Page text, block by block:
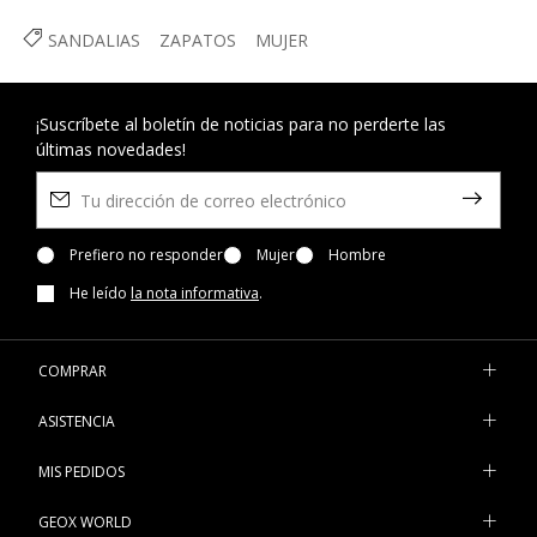
SANDALIAS ZAPATOS MUJER
¡Suscríbete al boletín de noticias para no perderte las
últimas novedades!
Prefiero no responder Mujer
Hombre
He leído la nota informativa.
COMPRAR
ASISTENCIA
MIS PEDIDOS
GEOX WORLD